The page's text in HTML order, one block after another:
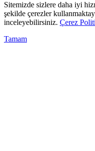
Sitemizde sizlere daha iyi
şekilde çerezler
inceleyebilirsiniz. Çerez
Tamam